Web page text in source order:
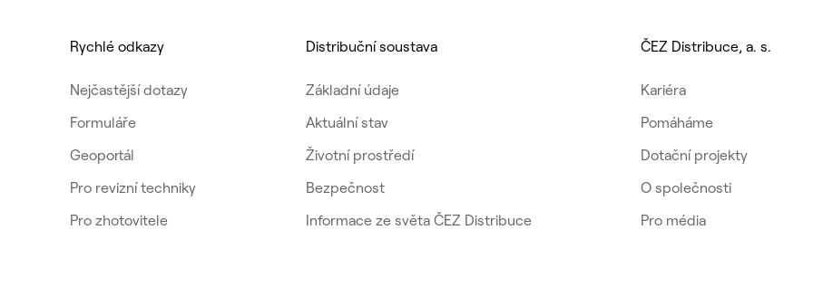
Rychlé odkazy
Nejčastější dotazy
Formuláře
Geoportál
Pro revizní techniky
Pro zhotovitele
Distribuční soustava
Základní údaje
Aktuální stav
Životní prostředí
Bezpečnost
Informace ze světa ČEZ Distribuce
ČEZ Distribuce, a. s.
Kariéra
Pomáháme
Dotační projekty
O společnosti
Pro média